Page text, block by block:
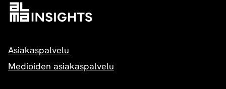
Asiakaspalvelu
Medioiden asiakaspalvelu